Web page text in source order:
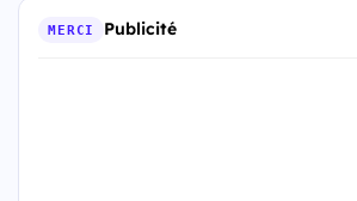
MERCI Publicité